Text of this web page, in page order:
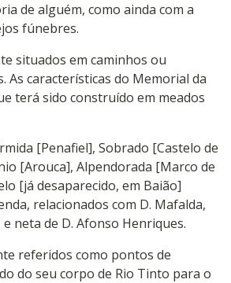
de alguém, como ainda com a
fúnebres.
situados em caminhos ou
As características do Memorial da
terá sido construído em meados
[Penafiel], Sobrado [Castelo de
[Arouca], Alpendorada [Marco de
[já desaparecido, em Baião]
relacionados com D. Mafalda,
e neta de D. Afonso Henriques.
referidos como pontos de
do seu corpo de Rio Tinto para o